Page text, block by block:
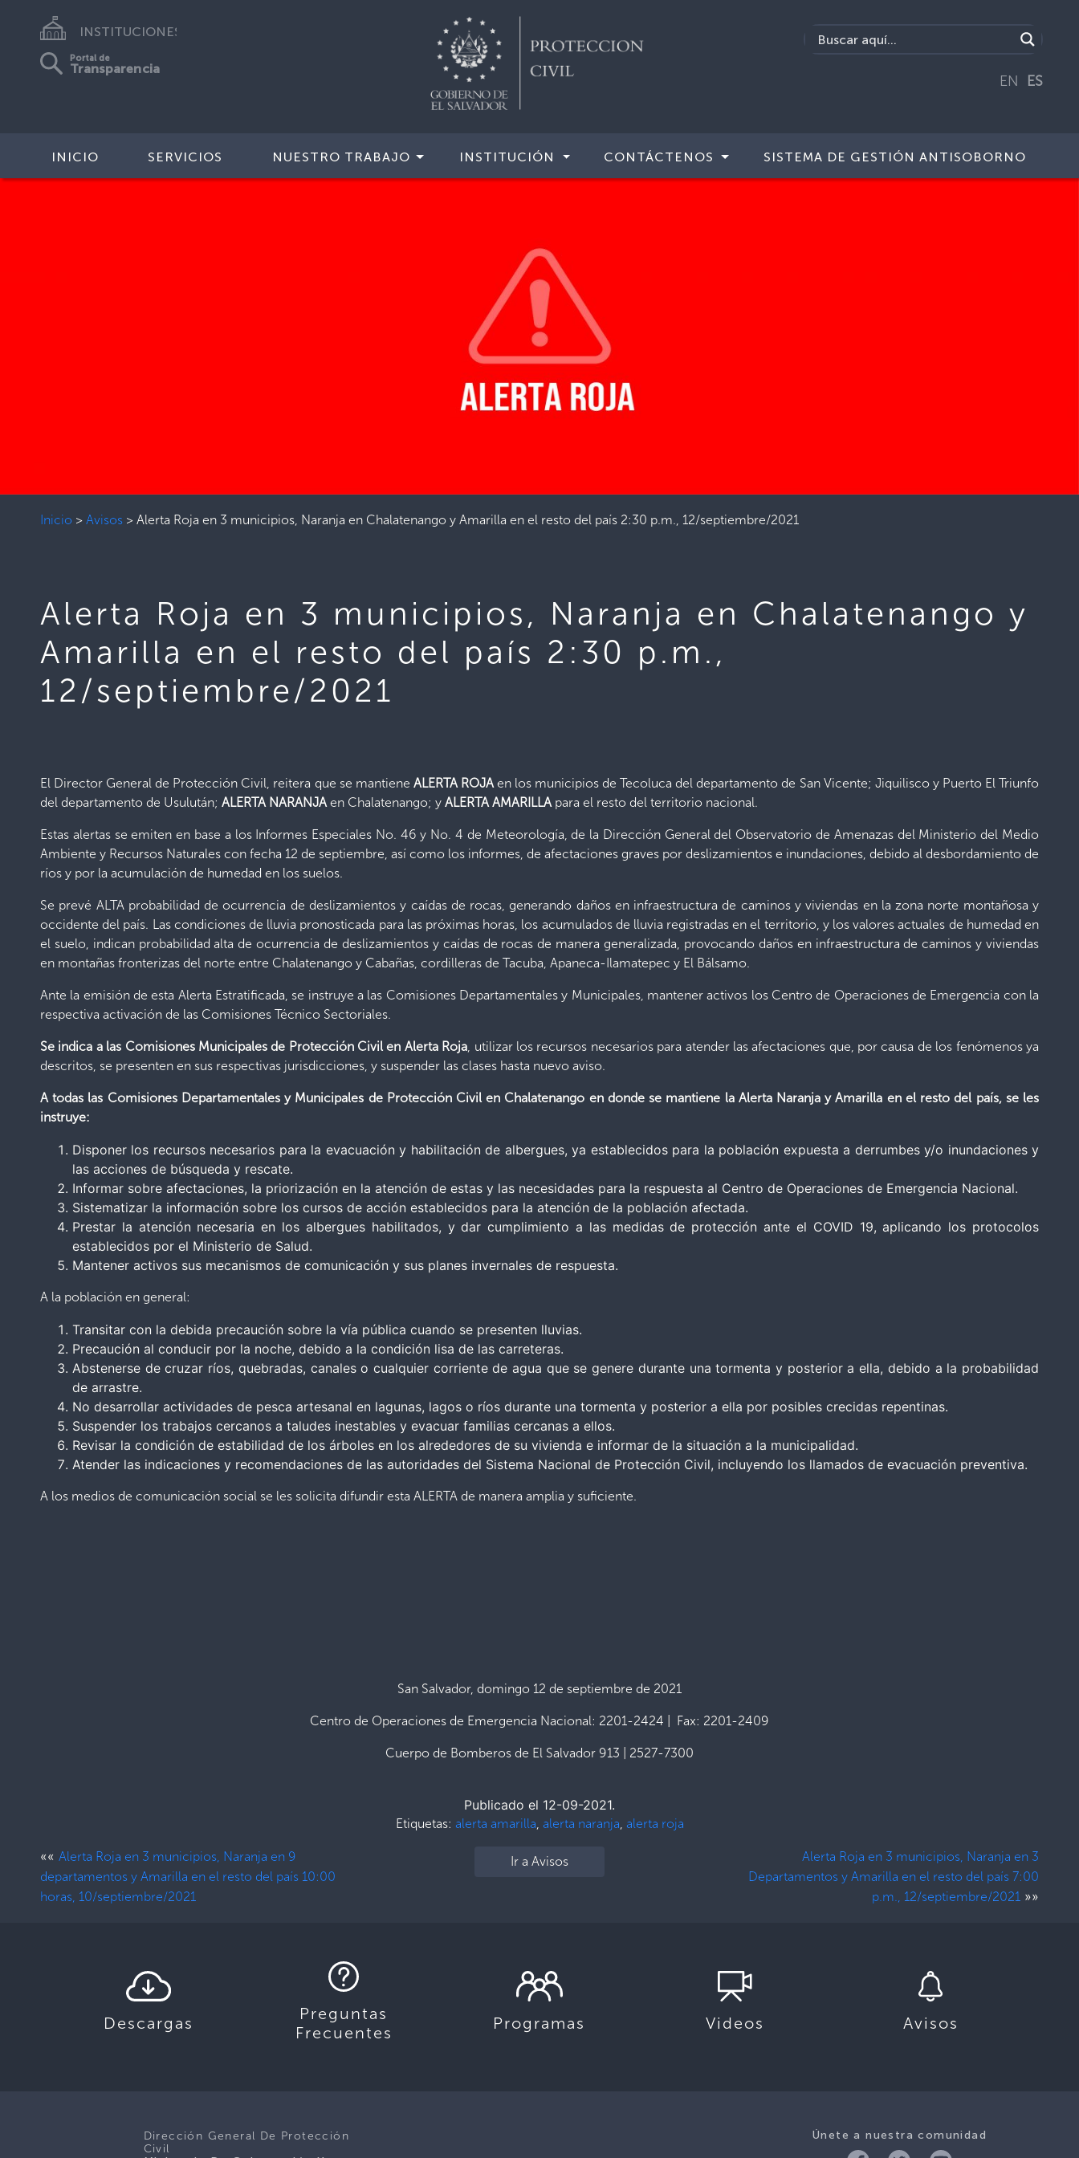
INSTITUCIONES
Portal de
Transparencia
EN ES
INICIO SERVICIOS NUESTRO TRABAJO INSTITUCIÓN CONTÁCTENOS SISTEMA DE GESTIÓN ANTISOBORNO
Inicio > Avisos > Alerta Roja en 3 municipios, Naranja en Chalatenango y Amarilla en el resto del país 2:30 p.m., 12/septiembre/2021
Alerta Roja en 3 municipios, Naranja en Chalatenango y
Amarilla en el resto del país 2:30 p.m.,
12/septiembre/2021
El Director General de Protección Civil, reitera que se mantiene ALERTA ROJAen los municipios de Tecoluca del departamento de San Vicente; Jiquilisco y Puerto El Triunfo
del departamento de Usulután; ALERTA NARANJAen Chalatenango; y ALERTA AMARILLApara el resto del territorio nacional.
Estas alertas se emiten en base a los Informes Especiales No. 46 y No. 4 de Meteorología, de la Dirección General del Observatorio de Amenazas del Ministerio del Medio
Ambiente y Recursos Naturales con fecha 12 de septiembre, así como los informes, de afectaciones graves por deslizamientos e inundaciones, debido al desbordamiento de
ríos y por la acumulación de humedad en los suelos.
Se prevé ALTA probabilidad de ocurrencia de deslizamientos y caídas de rocas, generando daños en infraestructura de caminos y viviendas en la zona norte montañosa y
occidente del país. Las condiciones de lluvia pronosticada para las próximas horas, los acumulados de lluvia registradas en el territorio, y los valores actuales de humedad en
el suelo, indican probabilidad alta de ocurrencia de deslizamientos y caídas de rocas de manera generalizada, provocando daños en infraestructura de caminos y viviendas
en montañas fronterizas del norte entre Chalatenango y Cabañas, cordilleras de Tacuba, Apaneca-Ilamatepec y El Bálsamo.
Ante la emisión de esta Alerta Estratificada, se instruye a las Comisiones Departamentales y Municipales, mantener activos los Centro de Operaciones de Emergencia con la
respectiva activación de las Comisiones Técnico Sectoriales.
Se indica a las Comisiones Municipales de Protección Civil en Alerta Roja, utilizar los recursos necesarios para atender las afectaciones que, por causa de los fenómenos ya
descritos, se presenten en sus respectivas jurisdicciones, y suspender las clases hasta nuevo aviso.
A todas las Comisiones Departamentales y Municipales de Protección Civil en Chalatenango en donde se mantiene la Alerta Naranja y Amarilla en el resto del país, se les
instruye:
Disponer los recursos necesarios para la evacuación y habilitación de albergues, ya establecidos para la población expuesta a derrumbes y/o inundaciones y
las acciones de búsqueda y rescate.
Informar sobre afectaciones, la priorización en la atención de estas y las necesidades para la respuesta al Centro de Operaciones de Emergencia Nacional.
Sistematizar la información sobre los cursos de acción establecidos para la atención de la población afectada.
Prestar la atención necesaria en los albergues habilitados, y dar cumplimiento a las medidas de protección ante el COVID 19, aplicando los protocolos
establecidos por el Ministerio de Salud.
Mantener activos sus mecanismos de comunicación y sus planes invernales de respuesta.
A la población en general:
Transitar con la debida precaución sobre la vía pública cuando se presenten lluvias.
Precaución al conducir por la noche, debido a la condición lisa de las carreteras.
Abstenerse de cruzar ríos, quebradas, canales o cualquier corriente de agua que se genere durante una tormenta y posterior a ella, debido a la probabilidad
de arrastre.
No desarrollar actividades de pesca artesanal en lagunas, lagos o ríos durante una tormenta y posterior a ella por posibles crecidas repentinas.
Suspender los trabajos cercanos a taludes inestables y evacuar familias cercanas a ellos.
Revisar la condición de estabilidad de los árboles en los alrededores de su vivienda e informar de la situación a la municipalidad.
Atender las indicaciones y recomendaciones de las autoridades del Sistema Nacional de Protección Civil, incluyendo los llamados de evacuación preventiva.
A los medios de comunicación social se les solicita difundir esta ALERTA de manera amplia y suficiente.
San Salvador, domingo 12 de septiembre de 2021
Centro de Operaciones de Emergencia Nacional: 2201-2424 | Fax: 2201-2409
Cuerpo de Bomberos de El Salvador 913 | 2527-7300
Publicado el 12-09-2021.
Etiquetas: alerta amarilla, alerta naranja, alerta roja
«« Alerta Roja en 3 municipios, Naranja en 9
departamentos y Amarilla en el resto del país 10:00
horas, 10/septiembre/2021
Ir a Avisos
Alerta Roja en 3 municipios, Naranja en 3
Departamentos y Amarilla en el resto del país 7:00
p.m., 12/septiembre/2021 »»
Descargas
Preguntas
Frecuentes
Programas Videos Avisos
Únete a nuestra comunidad
Dirección General De Protección
Civil